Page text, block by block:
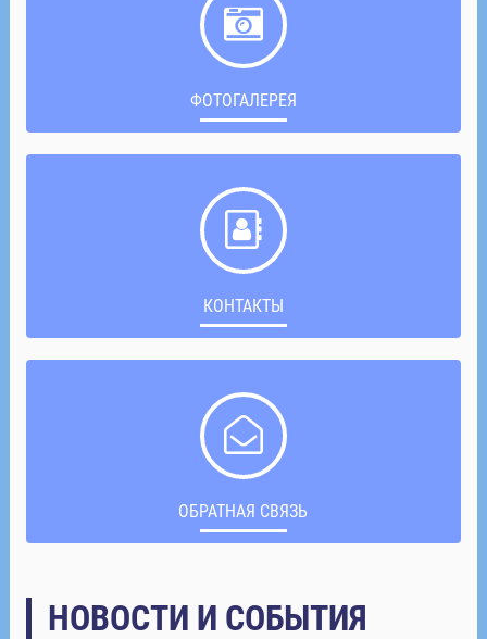
ФОТОГАЛЕРЕЯ
КОНТАКТЫ
ОБРАТНАЯ СВЯЗЬ
НОВОСТИ И СОБЫТИЯ